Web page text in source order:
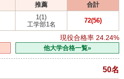
推薦 合計
1(1)
工学部1名
72(56)
現役合格率 24.24%
他大学合格一覧»
50名